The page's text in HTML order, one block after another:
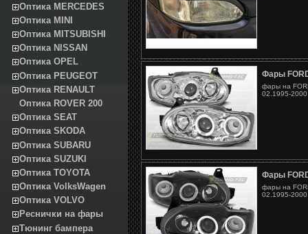
Оптика MERCEDES
Оптика MINI
Оптика MITSUBISHI
Оптика NISSAN
Оптика OPEL
Оптика PEUGEOT
Оптика RENAULT
Оптика ROVER 200
Оптика SEAT
Оптика SKODA
Оптика SUBARU
Оптика SUZUKI
Оптика TOYOTA
Оптика VolksWagen
Оптика VOLVO
Реснички на фары
Тюнинг бампера
Фары
фары на
02.1995-2000
Фары
фары на
02.1995-2000